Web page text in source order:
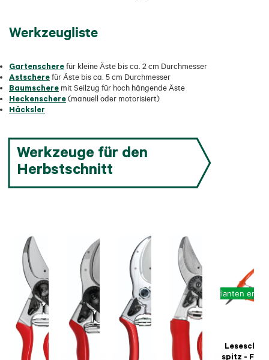
Werkzeugliste
Gartenscherefür kleine Äste bis ca. 2 cm Durchmesser
Astscherefür Äste bis ca. 5 cm Durchmesser
Baumschere mit Seilzug für hoch hängende Äste
Heckenschere(manuell oder motorisiert)
Häcksler
Werkzeuge für den
Herbstschnitt
Felco 8 -
Ergomodel
Felco 2 -
Grundmodel
Felco 4 -
Grundmodel
Felco 7 -
Ergomodel
Varianten
spitz -